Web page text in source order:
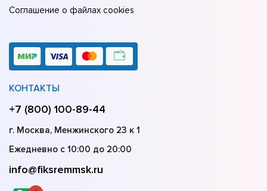
Соглашение о файлах cookies
КОНТАКТЫ
+7 (800) 100-89-44
г. Москва, Менжинского 23 к 1
Ежедневно с 10:00 до 20:00
info@fiksremmsk.ru